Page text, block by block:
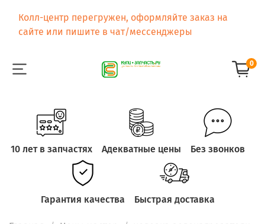
Колл-центр перегружен, оформляйте заказ на
сайте или пишите в чат/мессенджеры
0
10 лет в запчастях Адекватные цены Без звонков
Гарантия качества Быстрая доставка